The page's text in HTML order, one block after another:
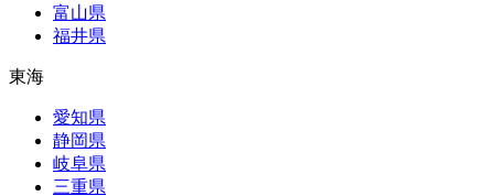
富山県
福井県
東海
愛知県
静岡県
岐阜県
三重県